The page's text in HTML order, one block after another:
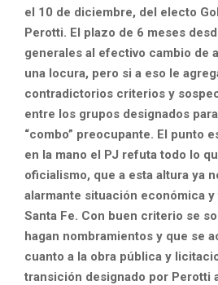
el 10 de diciembre, del electo
Perotti. El plazo de 6 meses
generales al efectivo cambio de
una locura, pero si a eso le
contradictorios criterios y
entre los grupos designados
“combo” preocupante. El punto
en la mano el PJ refuta todo lo
oficialismo, que a esta altura ya
alarmante situación económica
Santa Fe. Con buen criterio se
hagan nombramientos y que se
cuanto a la obra pública y
transición designado por Perotti